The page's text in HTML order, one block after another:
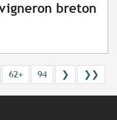
breton
62+ 94 ❯ ❯❯